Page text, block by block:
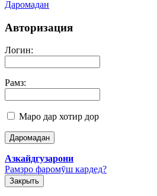
Даромадан
Авторизация
Логин:
Рамз:
Маро дар хотир дор
Азкайдгузарони
Рамзро фаромӯш кардед?
Закрыть